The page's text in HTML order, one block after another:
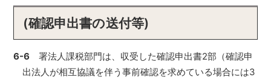
(確認申出書の送付等)
6-6署法人課税部門は、収受した確認申出書2部（確認申
出法人が相互協議を伴う事前確認を求めている場合には3